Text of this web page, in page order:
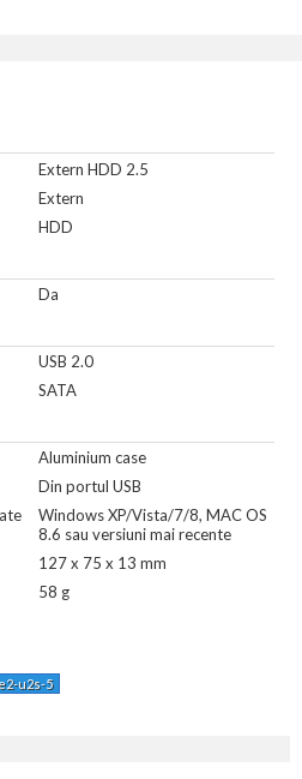
Extern HDD 2.5
Extern
HDD
Da
USB 2.0
SATA
Aluminium case
Din portul USB
Windows XP/Vista/7/8, MAC OS
8.6 sau versiuni mai recente
127 x 75 x 13 mm
58 g
u2s-5